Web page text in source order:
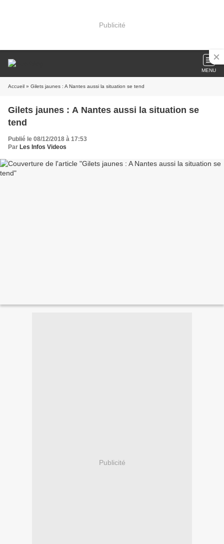
Publicité
MENU
Accueil » Gilets jaunes : A Nantes aussi la situation se tend
Gilets jaunes : A Nantes aussi la situation se
tend
Publié le 08/12/2018 à 17:53
Par Les Infos Videos
Publicité